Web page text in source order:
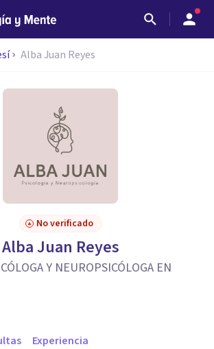
Alba Juan Reyes
No verificado
Alba Juan Reyes
Y NEUROPSICÓLOGA EN
Experiencia